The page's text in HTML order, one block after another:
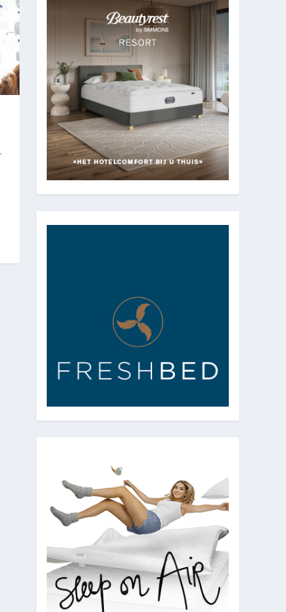
,